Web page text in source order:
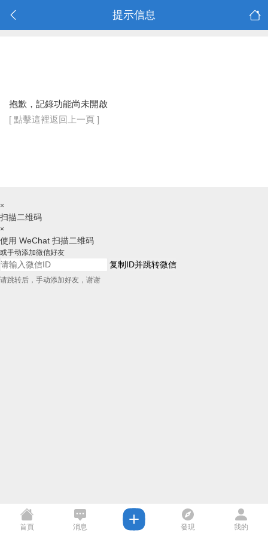
提示信息
抱歉，記錄功能尚未開啟
[ 點擊這裡返回上一頁 ]
×
扫描二维码
×
使用 WeChat 扫描二维码
或手动添加微信好友
复制ID并跳转微信
请跳转后，手动添加好友，谢谢
首頁 消息 發現 我的